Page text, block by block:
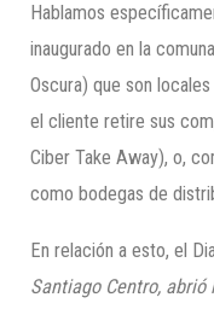
Hablamos
inaugurado en la
Oscura) que son
el cliente retire sus
Ciber Take Away), o,
como bodegas de
En relación a esto, el
Santiago Centro,